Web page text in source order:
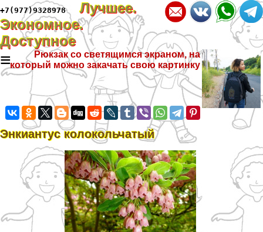
+7(977)9328978
Лучшее.
Экономное.
Доступное
≡
Рюкзак со светящимся экраном, на
который можно закачать свою картинку
Энкиантус колокольчатый